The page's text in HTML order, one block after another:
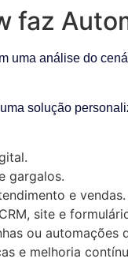
faz
uma análise do
solução
gargalos.
e vendas.
site e
ou automações
e melhoria